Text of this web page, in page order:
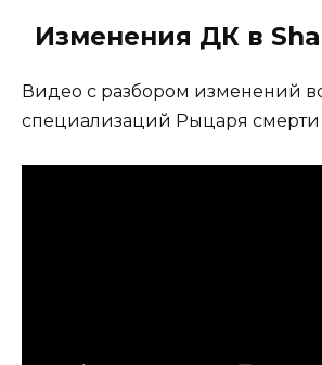
Изменения ДК в
Видео с разбором изменений
специализаций Рыцаря смерти